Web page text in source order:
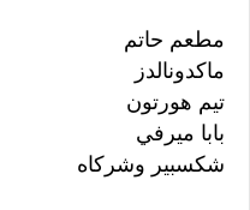
مطعم حاتم
ماكدونالدز
تيم هورتون
بابا ميرفي
شكسبير وشركاه